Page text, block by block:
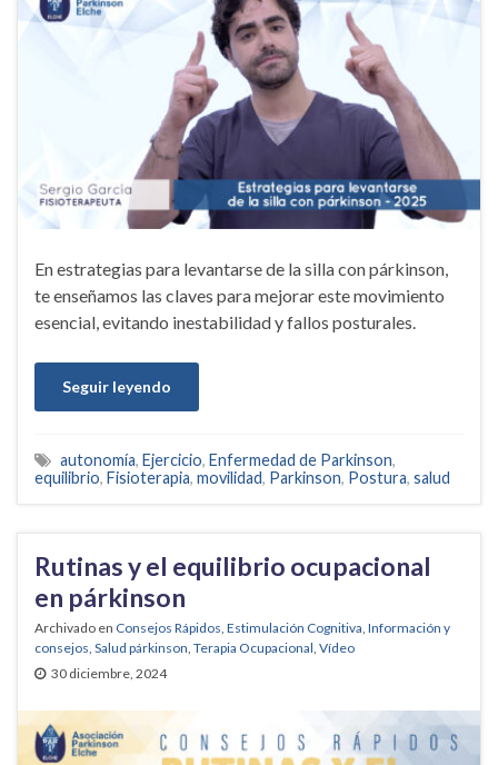
En estrategias para levantarse de la silla con párkinson,
te enseñamos las claves para mejorar este movimiento
esencial, evitando inestabilidad y fallos posturales.
Seguir leyendo
autonomía, Ejercicio, Enfermedad de Parkinson,
equilibrio, Fisioterapia, movilidad, Parkinson, Postura, salud
Rutinas y el equilibrio ocupacional
en párkinson
Archivado en Consejos Rápidos, Estimulación Cognitiva, Información y
consejos, Salud párkinson, Terapia Ocupacional, Vídeo
30 diciembre, 2024